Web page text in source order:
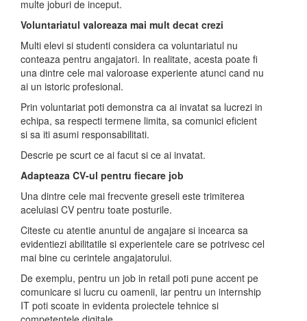
multe joburi de inceput.
Voluntariatul valoreaza mai mult decat crezi
Multi elevi si studenti considera ca voluntariatul nu
conteaza pentru angajatori. In realitate, acesta poate fi
una dintre cele mai valoroase experiente atunci cand nu
ai un istoric profesional.
Prin voluntariat poti demonstra ca ai invatat sa lucrezi in
echipa, sa respecti termene limita, sa comunici eficient
si sa iti asumi responsabilitati.
Descrie pe scurt ce ai facut si ce ai invatat.
Adapteaza CV-ul pentru fiecare job
Una dintre cele mai frecvente greseli este trimiterea
aceluiasi CV pentru toate posturile.
Citeste cu atentie anuntul de angajare si incearca sa
evidentiezi abilitatile si experientele care se potrivesc cel
mai bine cu cerintele angajatorului.
De exemplu, pentru un job in retail poti pune accent pe
comunicare si lucru cu oamenii, iar pentru un internship
IT poti scoate in evidenta proiectele tehnice si